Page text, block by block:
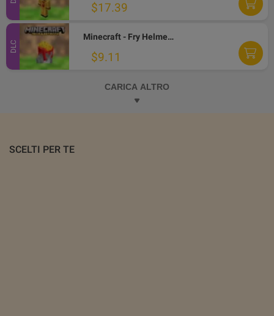
$17.39
DLC
Minecraft - Fry Helmet Skin DLC XBOX One / Xbox Series X|S / PC CD Key
$9.11
CARICA ALTRO
SCELTI PER TE